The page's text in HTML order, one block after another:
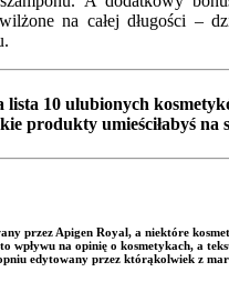
na całej długości –
10 ulubionych
produkty umieściłabyś na
przez Apigen Royal, a niektóre
wpływu na opinię o kosmetykach, a
edytowany przez którąkolwiek z